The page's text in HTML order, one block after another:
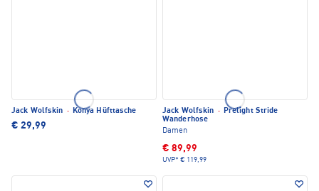
Jack Wolfskin · Konya Hüfttasche
€ 29,99
Jack Wolfskin · Prelight Stride
Wanderhose
Damen
€ 89,99
UVP* € 119,99